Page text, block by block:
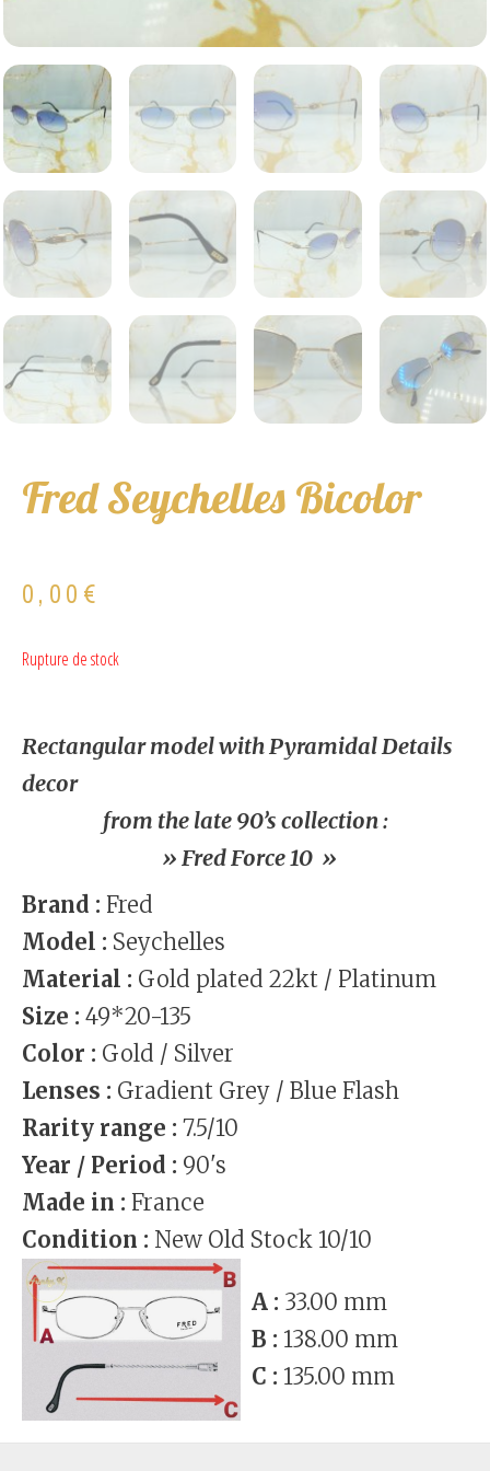
Fred Seychelles Bicolor
0,00 €
Rupture de stock
Rectangular model with Pyramidal Details
decor
from the late 90’s collection :
» Fred Force 10 »
Brand : Fred
Model : Seychelles
Material : Gold plated 22kt / Platinum
Size : 49*20-135
Color : Gold / Silver
Lenses : Gradient Grey / Blue Flash
Rarity range : 7.5/10
Year / Period : 90's
Made in : France
Condition : New Old Stock 10/10
A : 33.00 mm
B : 138.00 mm
C : 135.00 mm